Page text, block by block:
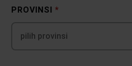
PROVINSI *
pilih provinsi